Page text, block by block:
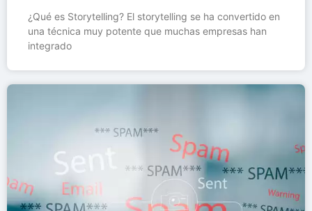
¿Qué es Storytelling? El storytelling se ha convertido en
una técnica muy potente que muchas empresas han
integrado